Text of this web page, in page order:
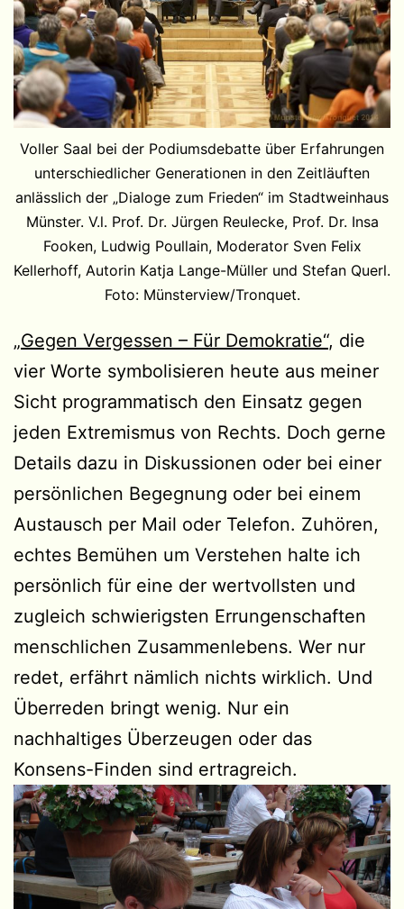
Voller Saal bei der Podiumsdebatte über Erfahrungen
unterschiedlicher Generationen in den Zeitläuften
anlässlich der „Dialoge zum Frieden“ im Stadtweinhaus
Münster. V.l. Prof. Dr. Jürgen Reulecke, Prof. Dr. Insa
Fooken, Ludwig Poullain, Moderator Sven Felix
Kellerhoff, Autorin Katja Lange-Müller und Stefan Querl.
Foto: Münsterview/Tronquet.
„Gegen Vergessen – Für Demokratie“, die
vier Worte symbolisieren heute aus meiner
Sicht programmatisch den Einsatz gegen
jeden Extremismus von Rechts. Doch gerne
Details dazu in Diskussionen oder bei einer
persönlichen Begegnung oder bei einem
Austausch per Mail oder Telefon. Zuhören,
echtes Bemühen um Verstehen halte ich
persönlich für eine der wertvollsten und
zugleich schwierigsten Errungenschaften
menschlichen Zusammenlebens. Wer nur
redet, erfährt nämlich nichts wirklich. Und
Überreden bringt wenig. Nur ein
nachhaltiges Überzeugen oder das
Konsens-Finden sind ertragreich.